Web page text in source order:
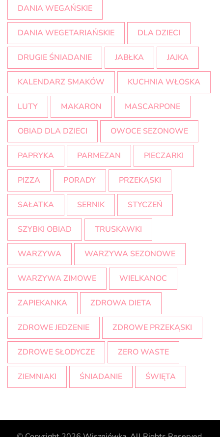
DANIA WEGAŃSKIE
DANIA WEGETARIAŃSKIE DLA DZIECI
DRUGIE ŚNIADANIE JABŁKA JAJKA
KALENDARZ SMAKÓW KUCHNIA WŁOSKA
LUTY MAKARON MASCARPONE
OBIAD DLA DZIECI OWOCE SEZONOWE
PAPRYKA PARMEZAN PIECZARKI
PIZZA PORADY PRZEKĄSKI
SAŁATKA SERNIK STYCZEŃ
SZYBKI OBIAD TRUSKAWKI
WARZYWA WARZYWA SEZONOWE
WARZYWA ZIMOWE WIELKANOC
ZAPIEKANKA ZDROWA DIETA
ZDROWE JEDZENIE ZDROWE PRZEKĄSKI
ZDROWE SŁODYCZE ZERO WASTE
ZIEMNIAKI ŚNIADANIE ŚWIĘTA